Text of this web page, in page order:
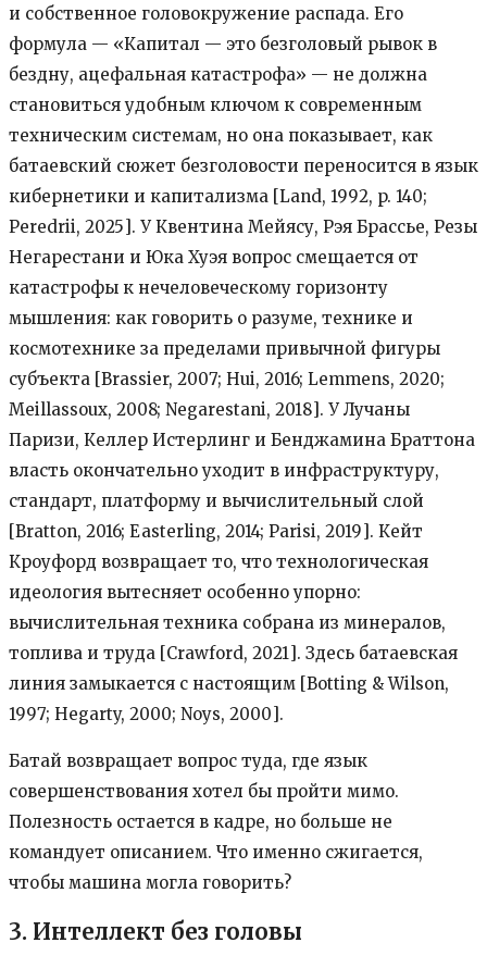
и собственное головокружение распада. Его
формула — «Капитал — это безголовый рывок в
бездну, ацефальная катастрофа» — не должна
становиться удобным ключом к современным
техническим системам, но она показывает, как
батаевский сюжет безголовости переносится в язык
кибернетики и капитализма [Land, 1992, p. 140;
Peredrii, 2025]. У Квентина Мейясу, Рэя Брассье, Резы
Негарестани и Юка Хуэя вопрос смещается от
катастрофы к нечеловеческому горизонту
мышления: как говорить о разуме, технике и
космотехнике за пределами привычной фигуры
субъекта [Brassier, 2007; Hui, 2016; Lemmens, 2020;
Meillassoux, 2008; Negarestani, 2018]. У Лучаны
Паризи, Келлер Истерлинг и Бенджамина Браттона
власть окончательно уходит в инфраструктуру,
стандарт, платформу и вычислительный слой
[Bratton, 2016; Easterling, 2014; Parisi, 2019]. Кейт
Кроуфорд возвращает то, что технологическая
идеология вытесняет особенно упорно:
вычислительная техника собрана из минералов,
топлива и труда [Crawford, 2021]. Здесь батаевская
линия замыкается с настоящим [Botting & Wilson,
1997; Hegarty, 2000; Noys, 2000].
Батай возвращает вопрос туда, где язык
совершенствования хотел бы пройти мимо.
Полезность остается в кадре, но больше не
командует описанием. Что именно сжигается,
чтобы машина могла говорить?
3. Интеллект без головы